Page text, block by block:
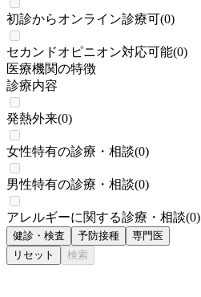
初診からオンライン診療可(0)
セカンドオピニオン対応可能(0)
医療機関の特徴
診療内容
発熱外来(0)
女性特有の診療・相談(0)
男性特有の診療・相談(0)
アレルギーに関する診療・相談(0)
健診・検査 予防接種
専門医
リセット
検索